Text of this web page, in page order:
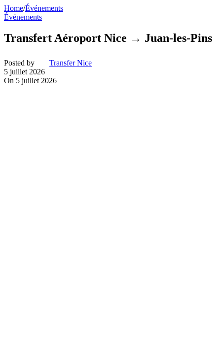
Home/Événements
Événements
Transfert Aéroport Nice → Juan-les-Pins
Posted by
Transfer Nice
5 juillet 2026
On 5 juillet 2026